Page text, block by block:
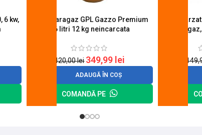
6 kw,
Butelie aragaz GPL Gazzo Premium
26 litri 12 kg neincarcata
420,00lei 349,99 lei
ADAUGĂ ÎN COȘ
COMANDĂ PE
Set 4